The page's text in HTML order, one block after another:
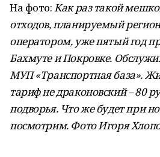
На фото:Как раз такой
отходов, планируемый
оператором, уже пятый год
Бахмуте и Покровке.
МУП «Транспортная база».
тариф не драконовский – 80
подворья. Что же будет при
посмотрим. Фото Игоря